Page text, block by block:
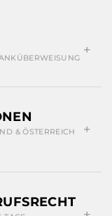
& ÖSTERREICH